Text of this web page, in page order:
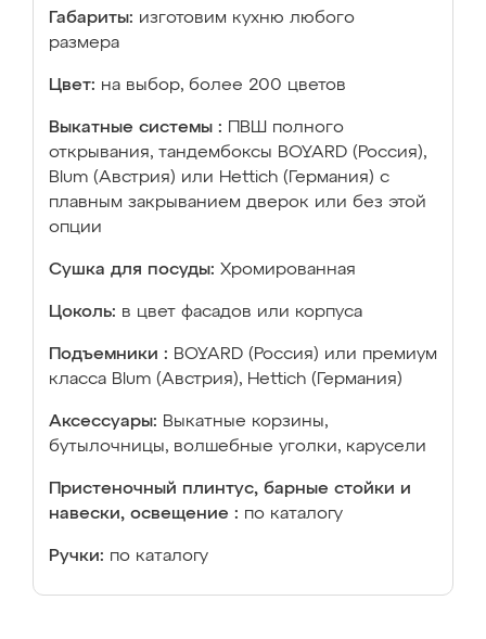
Габариты: изготовим кухню любого
размера
Цвет: на выбор, более 200 цветов
Выкатные системы :
ПВШ полного
открывания, тандембоксы BOYARD (Россия),
Blum (Австрия) или Hettich (Германия) с
плавным закрыванием дверок или без этой
опции
Сушка для посуды: Хромированная
Цоколь: в цвет фасадов или корпуса
Подъемники : BOYARD (Россия) или премиум
класса Blum (Австрия), Hettich (Германия)
Аксессуары: Выкатные корзины,
бутылочницы, волшебные уголки, карусели
Пристеночный плинтус, барные стойки и
навески, освещение : по каталогу
Ручки: по каталогу